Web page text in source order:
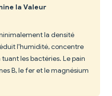
la Valeur
la densité
l'humidité, concentre
les bactéries. Le pain
B, le fer et le magnésium